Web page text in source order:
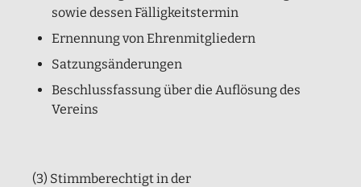
sowie dessen Fälligkeitstermin
Ernennung von Ehrenmitgliedern
Satzungsänderungen
Beschlussfassung über die Auflösung des
Vereins
(3) Stimmberechtigt in der